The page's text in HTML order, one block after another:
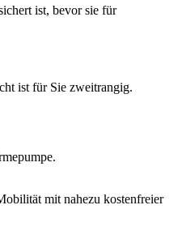
ist, bevor sie für
ist für Sie zweitrangig.
mit nahezu kostenfreier